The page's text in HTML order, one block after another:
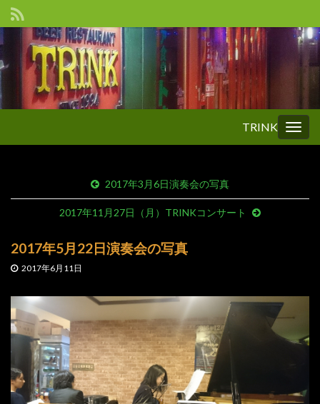
TRINK
2017年3月6日演奏会の写真
2017年11月27日（月）TRINKコンサート
2017年5月22日演奏会の写真
2017年6月11日